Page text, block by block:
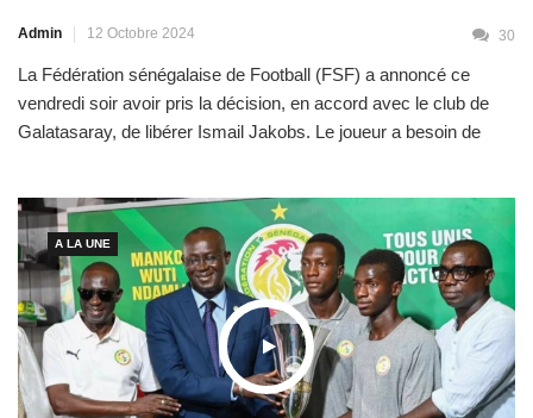
Admin 12 Octobre 2024 30
La Fédération sénégalaise de Football (FSF) a annoncé ce
vendredi soir avoir pris la décision, en accord avec le club de
Galatasaray, de libérer Ismail Jakobs. Le joueur a besoin de
dans un communiqué […]
A LA UNE